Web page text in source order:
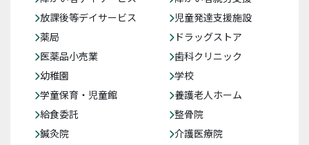
放課後等デイサービス
児童発達支援施設
薬局
ドラッグストア
医薬品小売業
歯科クリニック
幼稚園
学校
学童保育・児童館
養護老人ホーム
給食委託
整骨院
鍼灸院
介護医療院